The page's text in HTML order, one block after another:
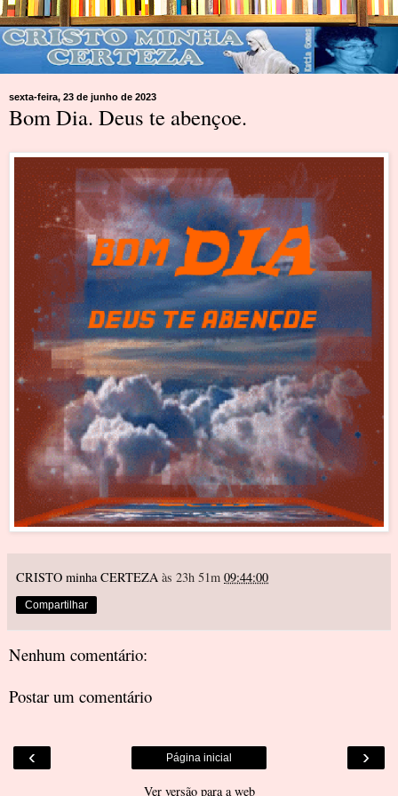
sexta-feira, 23 de junho de 2023
Bom Dia. Deus te abençoe.
CRISTO minha CERTEZA às 23h 51m 09:44:00
Compartilhar
Nenhum comentário:
Postar um comentário
‹ ›
Página inicial
Ver versão para a web